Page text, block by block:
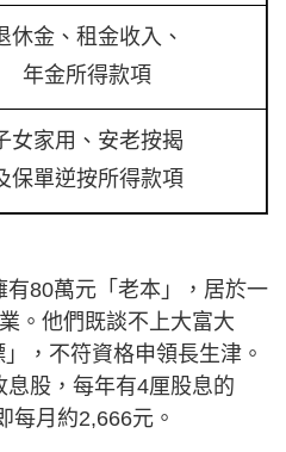
休金、租金收入、
年金所得款項
女家用、安老按揭
保單逆按所得款項
80萬元「老本」，居於一
。他們既談不上大富大
，不符資格申領長生津。
股，每年有4厘股息的
每月約2,666元。